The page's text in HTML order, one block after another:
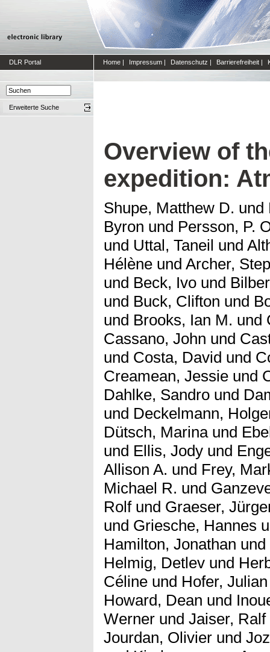
DLR Portal Home | Impressum | Datenschutz | Barrierefreiheit |
Erweiterte Suche
Overview of
expedition:
Shupe, Matthew D. und
Byron und Persson, P.
und Uttal, Taneil und
Hélène und Archer,
und Beck, Ivo und
und Buck, Clifton und
und Brooks, Ian M. und
Cassano, John und
und Costa, David und
Creamean, Jessie und
Dahlke, Sandro und
und Deckelmann,
Dütsch, Marinaund
und Ellis, Jody und
Allison A. und Frey,
Michael R. und
Rolfund Graeser,
und Griesche, Hannes
Hamilton, Jonathan und
Helmig, Detlev und
Céline und Hofer, Julian
Howard, Dean und
Werner und Jaiser, Ralf
Jourdan, Olivier und